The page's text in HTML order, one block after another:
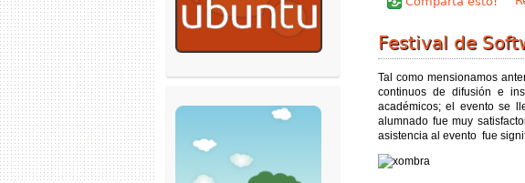
Festival de
Tal como mensionamos
continuos de difusión e
académicos; el evento se
alumnado fue muy
asistencia al evento fue